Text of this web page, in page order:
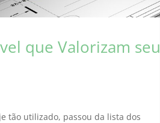
que Valorizam seu
tão utilizado, passou da lista dos